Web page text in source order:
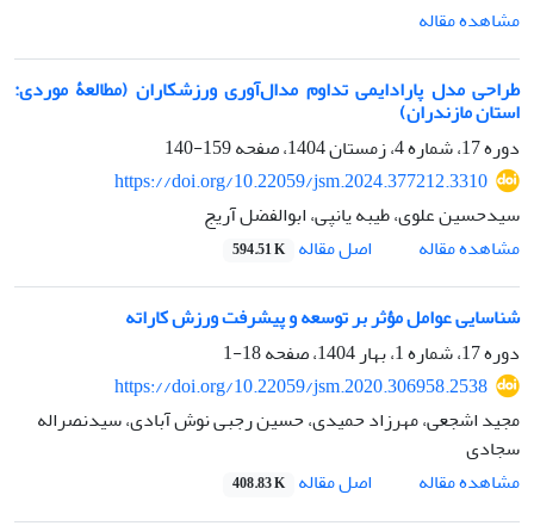
مشاهده مقاله
طراحی مدل پارادایمی تداوم مدال‌آوری ورزشکاران (مطالعۀ موردی:
استان مازندران)
دوره 17، شماره 4، زمستان 1404، صفحه
159-140
https://doi.org/10.22059/jsm.2024.377212.3310
سیدحسین علوی، طیبه یانپی، ابوالفضل آریج
مشاهده مقاله
اصل مقاله 594.51 K
شناسایی عوامل مؤثر بر توسعه و پیشرفت ورزش کاراته
دوره 17، شماره 1، بهار 1404، صفحه
18-1
https://doi.org/10.22059/jsm.2020.306958.2538
مجید اشجعی، مهرزاد حمیدی، حسین رجبی نوش آبادی، سیدنصراله
سجادی
مشاهده مقاله
اصل مقاله 408.83 K